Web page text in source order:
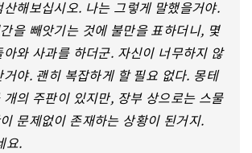
해보십시오. 나는 그렇게 말했을거야.
을 빼앗기는 것에 불만을 표하더니, 몇
와 사과를 하더군. 자신이 너무하지 않
야. 괜히 복잡하게 할 필요 없다. 몽테
의 주판이 있지만, 장부 상으로는 스물
문제없이 존재하는 상황이 된거지.
요.